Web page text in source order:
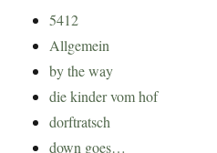
5412
Allgemein
by the way
die kinder vom hof
dorftratsch
down goes…